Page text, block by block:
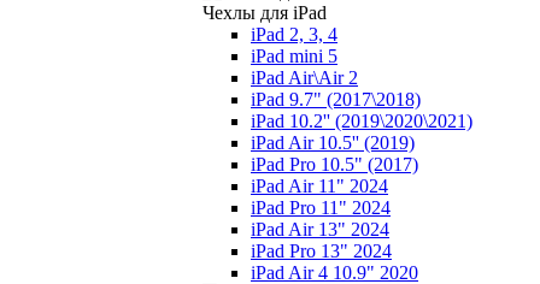
Чехлы для iPad
iPad 2, 3, 4
iPad mini 5
iPad Air\Air 2
iPad 9.7" (2017\2018)
iPad 10.2'' (2019\2020\2021)
iPad Air 10.5'' (2019)
iPad Pro 10.5" (2017)
iPad Air 11" 2024
iPad Pro 11" 2024
iPad Air 13" 2024
iPad Pro 13" 2024
iPad Air 4 10.9" 2020